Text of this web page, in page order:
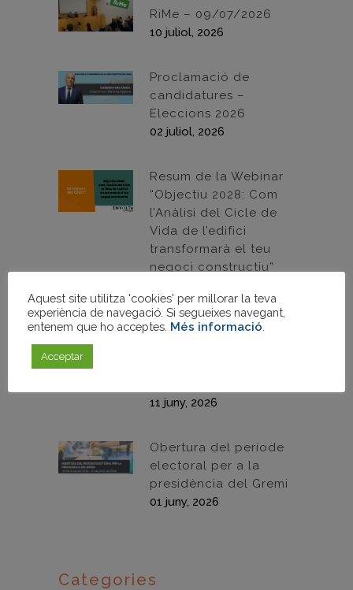
RiMe – 09/07/2026
10 juliol, 2026
Proclamació de
candidatures –
Eleccions 2026
02 juliol, 2026
Resum de la Webinar
“Objectiu 2028: Com
l’Anàlisi del Cicle de
Vida de l’edifici
transformarà el teu
negoci constructiu”
30 juny, 2026
11 juny, 2026
Obertura del període
electoral per a la
presidència del Gremi
01 juny, 2026
Categories
Aquest site utilitza 'cookies' per millorar la teva
experiència de navegació. Si segueixes navegant,
entenem que ho acceptes. Més informació
Acceptar